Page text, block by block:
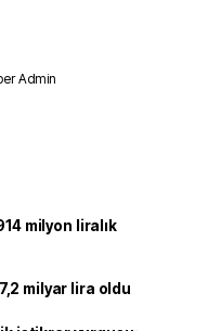
Admin
milyon liralık
milyar lira oldu